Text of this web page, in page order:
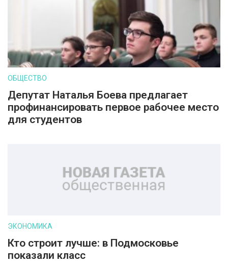
ОБЩЕСТВО
Депутат Наталья Боева предлагает
профинансировать первое рабочее место
для студентов
ЭКОНОМИКА
Кто строит лучше: в Подмосковье
показали класс